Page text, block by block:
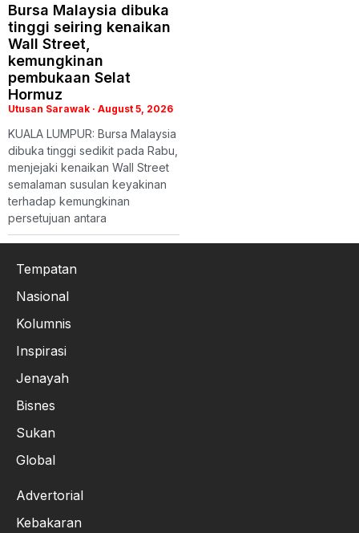
Bursa Malaysia dibuka
tinggi seiring kenaikan
Wall Street,
kemungkinan
pembukaan Selat
Hormuz
Utusan Sarawak August 5, 2026
KUALA LUMPUR: Bursa Malaysia
dibuka tinggi sedikit pada Rabu,
menjejaki kenaikan Wall Street
semalaman susulan keyakinan
terhadap kemungkinan
persetujuan antara
Tempatan
Nasional
Kolumnis
Inspirasi
Jenayah
Bisnes
Sukan
Global
Advertorial
Kebakaran